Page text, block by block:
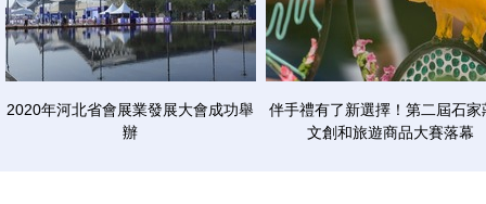
2020年河北省會展業發展大會成功舉
辦
伴手禮有了新選擇！第二屆石家
文創和旅遊商品大賽落幕